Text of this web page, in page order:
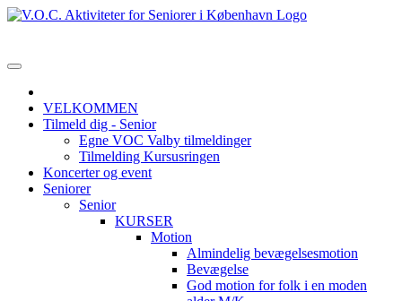
VELKOMMEN
Tilmeld dig - Senior
Egne VOC Valby tilmeldinger
Tilmelding Kursusringen
Koncerter og event
Seniorer
Senior
KURSER
Motion
Almindelig bevægelsesmotion
Bevægelse
God motion for folk i en moden